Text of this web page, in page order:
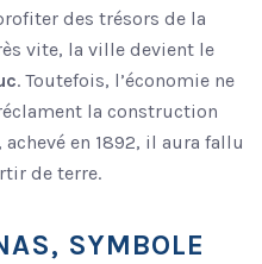
des trésors de la
vite, la ville devient le
. Toutefois, l’économie ne
la construction
achevé en 1892, il aura fallu
de terre.
SYMBOLE